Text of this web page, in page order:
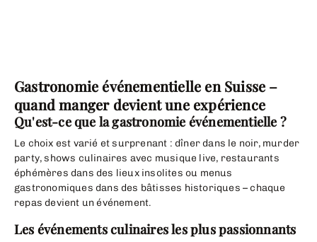
Gastronomie événementielle en Suisse –
quand manger devient une expérience
Qu'est-ce que la gastronomie événementielle ?
Le choix est varié et surprenant : dîner dans le noir, murder
party, shows culinaires avec musique live, restaurants
éphémères dans des lieux insolites ou menus
gastronomiques dans des bâtisses historiques – chaque
repas devient un événement.
Les événements culinaires les plus passionnants